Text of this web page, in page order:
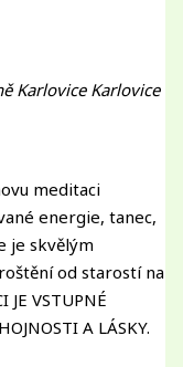
KarloviceKarlovice
meditaci
energie, tanec,
je skvělým
od starostí na
VSTUPNÉ
A LÁSKY.